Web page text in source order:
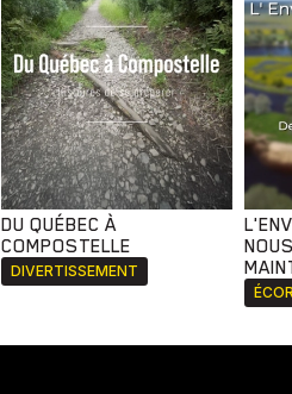
DU QUÉBEC À
COMPOSTELLE
DIVERTISSEMENT